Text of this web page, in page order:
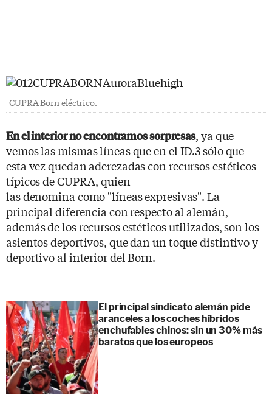
CUPRA Born eléctrico.
En el interior no encontramos sorpresas, ya que
vemos las mismas líneas que en el ID.3 sólo que
esta vez quedan aderezadas con recursos estéticos
típicos de CUPRA, quien
las denomina como "líneas expresivas". La
principal diferencia con respecto al alemán,
además de los recursos estéticos utilizados, son los
asientos deportivos, que dan un toque distintivo y
deportivo al interior del Born.
El principal sindicato alemán pide
aranceles a los coches híbridos
enchufables chinos: sin un 30% más
baratos que los europeos